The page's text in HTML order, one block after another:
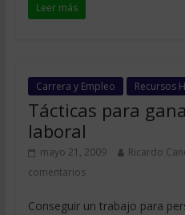
Leer más
Carrera y Empleo Recursos
Tácticas para
laboral
mayo 21, 2009 Ricardo
comentarios
Conseguir un trabajo para